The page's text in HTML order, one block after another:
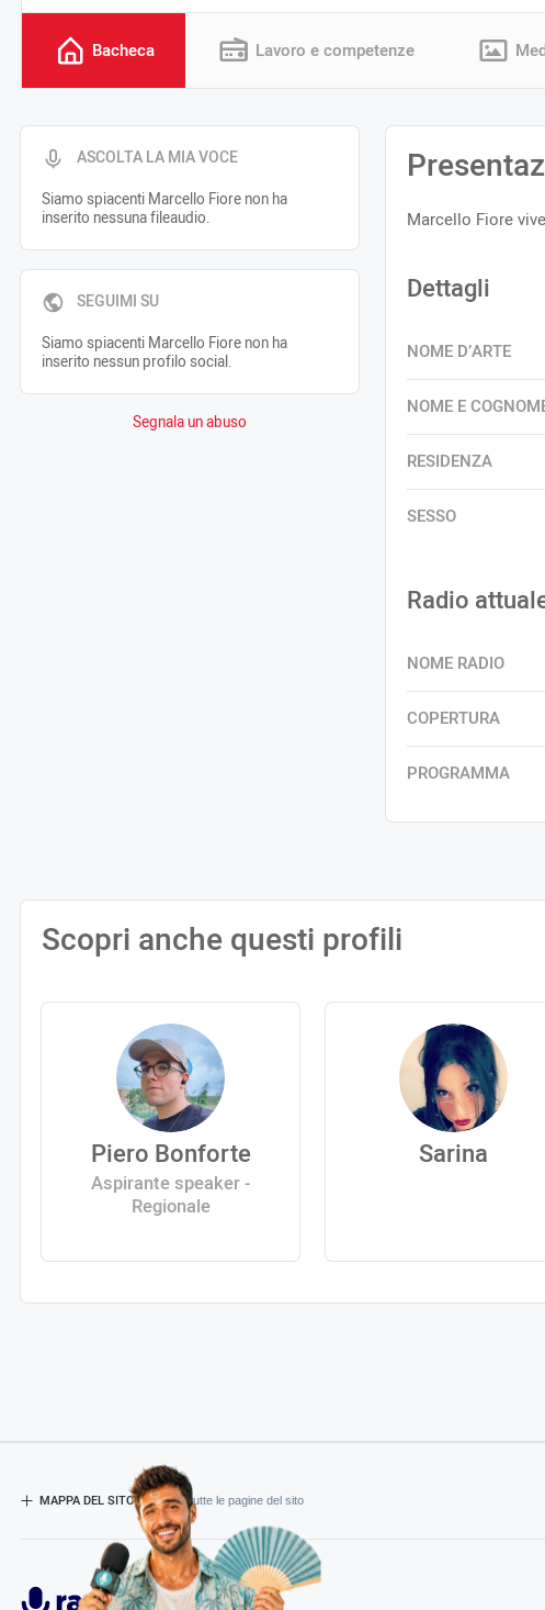
Bacheca Lavoro e competenze
ASCOLTA LA MIA VOCE
Siamo spiacenti Marcello Fiore non ha
inserito nessuna fileaudio.
SEGUIMI SU
Siamo spiacenti Marcello Fiore non ha
inserito nessun profilo social.
Segnala un abuso
Marcello Fiore
Dettagli
NOME D’ARTE
NOME E
RESIDENZA
SESSO
Radio
NOME RADIO
COPERTURA
PROGRAMMA
Scopri anche questi profili
Piero Bonforte
Aspirante speaker -
Regionale
Sarina
MAPPA DEL SITO- Esplora tutte le pagine del sito